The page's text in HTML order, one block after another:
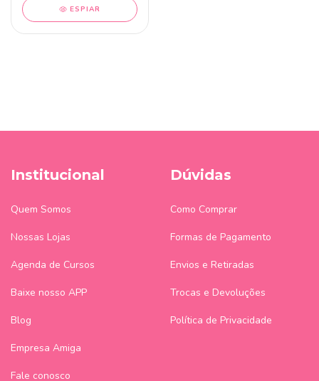
ESPIAR
Institucional
Quem Somos
Nossas Lojas
Agenda de Cursos
Baixe nosso APP
Blog
Empresa Amiga
Fale conosco
Dúvidas
Como Comprar
Formas de Pagamento
Envios e Retiradas
Trocas e Devoluções
Política de Privacidade